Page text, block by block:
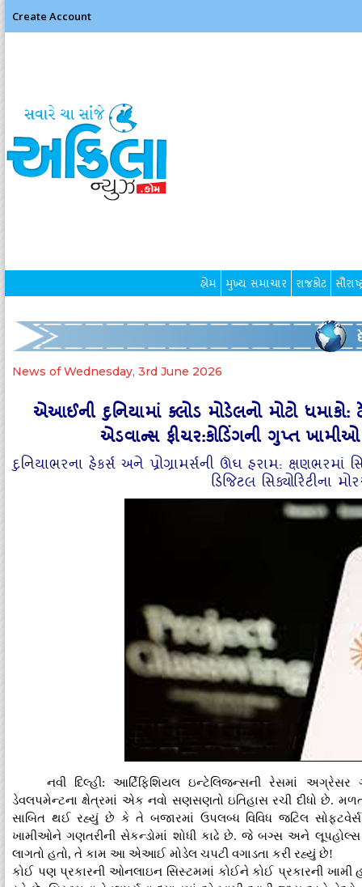
Create Account
હોમ મુખ્ય સમાચાર રાજકોટ
News of Wednesday, 3rd June 2026
એઆઈની દુનિયામાં ક્લોડ મોડેલનો મોટો
એડવાન્સ ફીચર:કોડિંગની ગુપ્ત
દુનિયાભરના હેકર્સ અને પ્રોગ્રામર્સની ઊંઘ હરામ: ક્ષણભરમાં
ડિજિટલ સિક્યોરિટીના
નવી દિલ્હી: આર્ટિફિશિયલ ઇન્ટેલિજન્સની રેસમાં
ડેવલપમેન્ટના ક્ષેત્રમાં એક નવો સણસણતો ઇતિહાસ રચી દીધો છે.
સાબિત થઈ રહ્યું છે કે તે બજારમાં ઉપલબ્ધ વિવિધ જટિલ
ખામીઓને ગણતરીની સેકન્ડોમાં શોધી કાઢે છે. જે બગ્સ અને લૂપહોલ્સ
લાગતો હતો, તે કામ આ એઆઈ મોડેલ ચપટી વગાડતા કરી રહ્યું છે!
કોઈ પણ પ્રકારની ઓનલાઇન સિસ્ટમમાં કોઈને કોઈ પ્રકારની